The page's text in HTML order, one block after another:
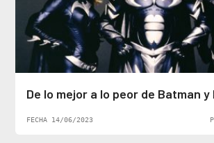
De lo mejor a lo peor de Batman y
FECHA 14/06/2023